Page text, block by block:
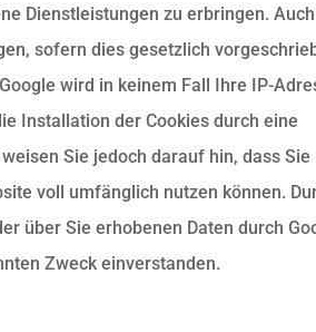
Dienstleistungen zu erbringen. Auch
sofern dies gesetzlich
wird in keinem Fall Ihre IP-
Installation der Cookies durch eine
Sie jedoch darauf hin, dass Sie
voll umfänglich nutzen können.
über Sie erhobenen Daten durch
Zweck einverstanden.